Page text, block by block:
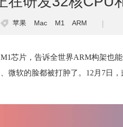
苹果 Mac M1 ARM
芯片，告诉全世界ARM构架也
微软的脸都被打肿了。12月7日